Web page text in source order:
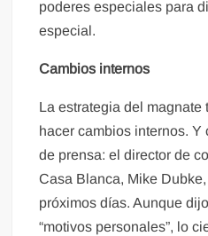
poderes especiales para
especial.
Cambios internos
La estrategia del magnate
hacer cambios internos.
de prensa: el director de
Casa Blanca, Mike
próximos días. Aunque
“motivos personales”, lo